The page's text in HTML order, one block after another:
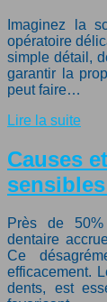
Imaginez la
opératoire
simple détail,
garantir la
peut faire…
Lire la suite
Causes
Près de
dentaire
Ce
efficacement.
dents, est